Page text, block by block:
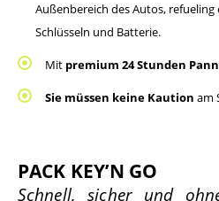
Außenbereich des Autos,
Schlüsseln und Batterie.
Mit premium 24 Stunden
Sie müssen keine Kaution am
PACK KEY’N GO
Schnell, sicher und